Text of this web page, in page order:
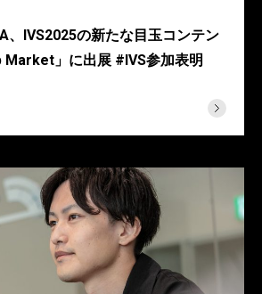
、IVS2025の新たな目玉コンテン
Market」に出展 #IVS参加表明